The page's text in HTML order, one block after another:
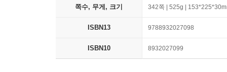
쪽수, 무게, 크기 342쪽 | 525g |
ISBN13 9788932027098
ISBN10 8932027099